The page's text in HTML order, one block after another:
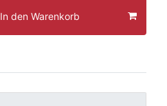
In den Warenkorb